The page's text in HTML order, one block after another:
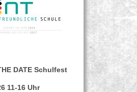
DATE Schulfest
11-16 Uhr